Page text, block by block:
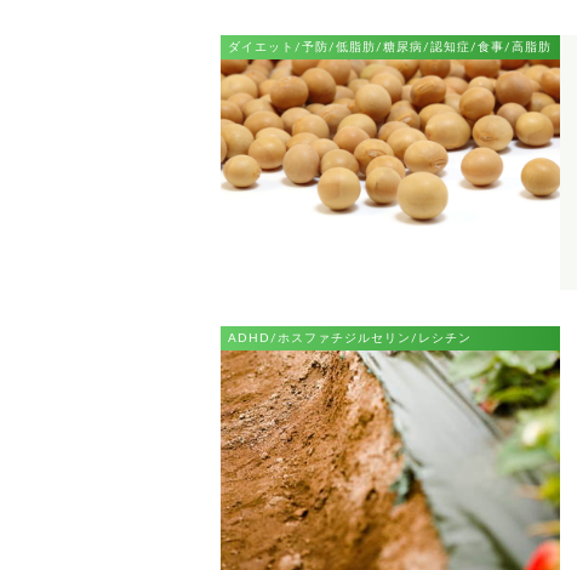
ダイエット/予防/低脂肪/糖尿病/認知症/食事/高脂肪
ADHD/ホスファチジルセリン/レシチン